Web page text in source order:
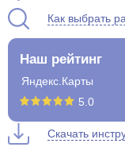
Как выбрать
Наш рейтинг
Яндекс.Карты
5.0
Скачать